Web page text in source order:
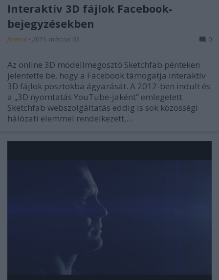
Interaktív 3D fájlok Facebook-
bejegyzésekben
ferenck • 2015. március 02. 0
Az online 3D modellmegosztó Sketchfab pénteken
jelentette be, hogy a Facebook támogatja interaktív
3D fájlok posztokba ágyazását. A 2012-ben indult és
a „3D nyomtatás YouTube-jaként” emlegetett
Sketchfab webszolgáltatás eddig is sok közösségi
hálózati elemmel rendelkezett,…